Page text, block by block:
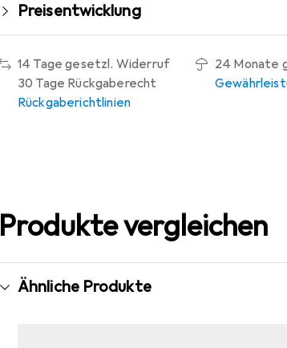
Preisentwicklung
14 Tage gesetzl. Widerruf
30 Tage Rückgaberecht
Rückgaberichtlinien
24 Monate
Produkte vergleichen
Ähnliche Produkte